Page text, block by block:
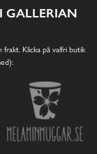
GALLERIAN
frakt. Klicka på valfri butik